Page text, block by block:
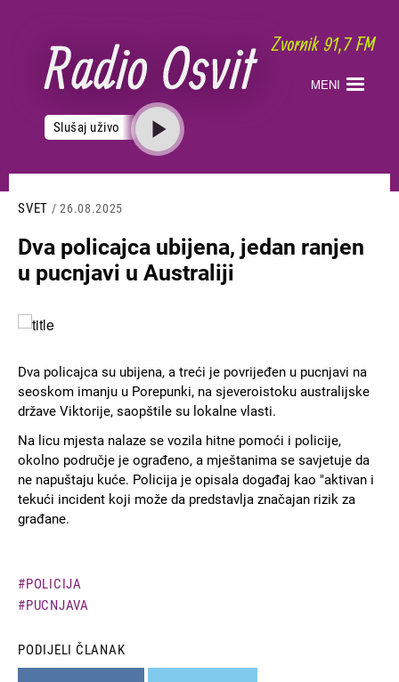
sadržaj
MENI
Slušaj uživo
SVET / 26.08.2025
Dva policajca ubijena, jedan ranjen
u pucnjavi u Australiji
Slika
Dva policajca su ubijena, a treći je povrijeđen u pucnjavi na
seoskom imanju u Porepunki, na sjeveroistoku australijske
države Viktorije, saopštile su lokalne vlasti.
Na licu mjesta nalaze se vozila hitne pomoći i policije,
okolno područje je ograđeno, a mještanima se savjetuje da
ne napuštaju kuće. Policija je opisala događaj kao "aktivan i
tekući incident koji može da predstavlja značajan rizik za
građane.
POLICIJA
PUCNJAVA
PODIJELI ČLANAK